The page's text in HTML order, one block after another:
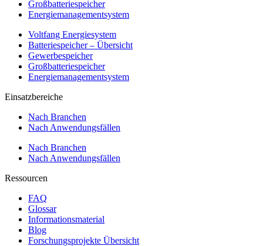
Großbatteriespeicher
Energiemanagementsystem
Voltfang Energiesystem
Batteriespeicher – Übersicht
Gewerbespeicher
Großbatteriespeicher
Energiemanagementsystem
Einsatzbereiche
Nach Branchen
Nach Anwendungsfällen
Nach Branchen
Nach Anwendungsfällen
Ressourcen
FAQ
Glossar
Informationsmaterial
Blog
Forschungsprojekte Übersicht